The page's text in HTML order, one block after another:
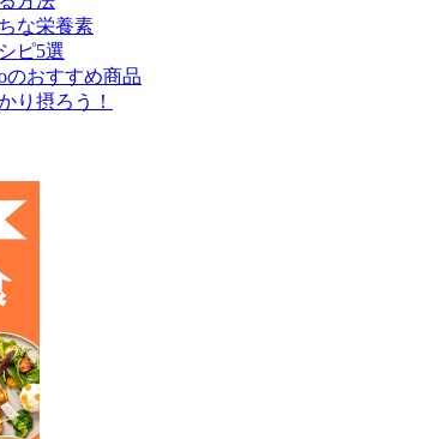
な栄養素
ピ5選
のおすすめ商品
り摂ろう！